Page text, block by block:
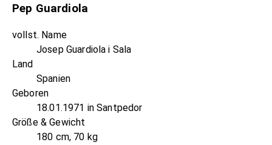
Pep Guardiola
vollst. Name
Josep Guardiola i Sala
Land
Spanien
Geboren
18.01.1971 in Santpedor
Größe & Gewicht
180 cm, 70 kg